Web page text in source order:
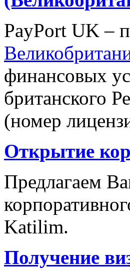
PayPort UK –
финансовых
британского
(номер
Открытие
Предлагаем
Katilim.
Получение